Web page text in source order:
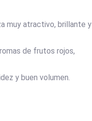
muy atractivo, brillante y
de frutos rojos,
y buen volumen.